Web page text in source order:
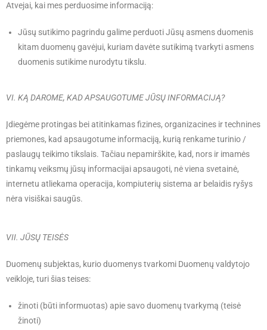
Atvejai, kai mes perduosime informaciją:
Jūsų sutikimo pagrindu galime perduoti Jūsų asmens duomenis
kitam duomenų gavėjui, kuriam davėte sutikimą tvarkyti asmens
duomenis sutikime nurodytu tikslu.
VI. KĄ DAROME, KAD APSAUGOTUME JŪSŲ INFORMACIJĄ?
Įdiegėme protingas bei atitinkamas fizines, organizacines ir technines
priemones, kad apsaugotume informaciją, kurią renkame turinio /
paslaugų teikimo tikslais. Tačiau nepamirškite, kad, nors ir imamės
tinkamų veiksmų jūsų informacijai apsaugoti, nė viena svetainė,
internetu atliekama operacija, kompiuterių sistema ar belaidis ryšys
nėra visiškai saugūs.
VII. JŪSŲ TEISĖS
Duomenų subjektas, kurio duomenys tvarkomi Duomenų valdytojo
veikloje, turi šias teises:
žinoti (būti informuotas) apie savo duomenų tvarkymą (teisė
žinoti)